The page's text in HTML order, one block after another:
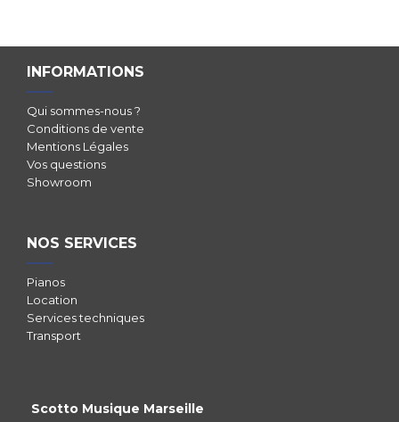
INFORMATIONS
Qui sommes-nous ?
Conditions de vente
Mentions Légales
Vos questions
Showroom
NOS SERVICES
Pianos
Location
Services techniques
Transport
Scotto Musique Marseille